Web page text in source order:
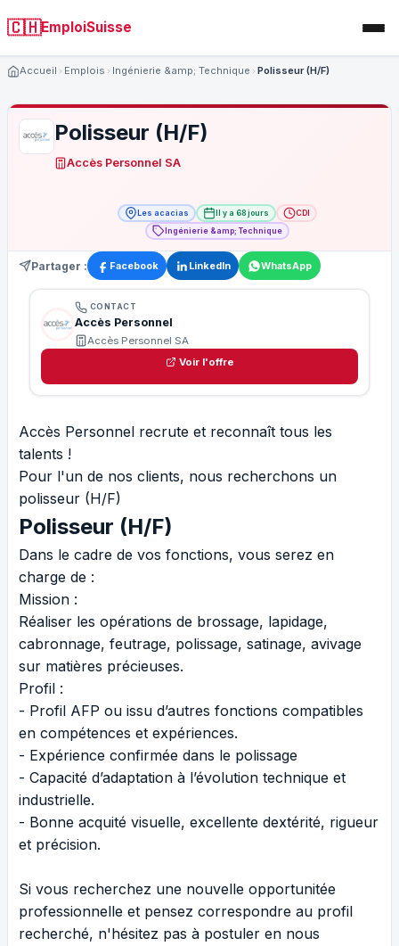
🇨🇭EmploiSuisse
Accueil Emplois Ingénierie &amp; Technique Polisseur (H/F)
Polisseur (H/F)
Accès Personnel SA
Les acacias Il y a 68 jours
CDI
Ingénierie &amp; Technique
Partager : Facebook LinkedIn WhatsApp
CONTACT
Accès Personnel
Accès Personnel SA
Voir l'offre
Accès Personnel recrute et reconnaît tous les
talents !
Pour l'un de nos clients, nous recherchons un
polisseur (H/F)
Polisseur (H/F)
Dans le cadre de vos fonctions, vous serez en
charge de :
Mission :
Réaliser les opérations de brossage, lapidage,
cabronnage, feutrage, polissage, satinage, avivage
sur matières précieuses.
Profil :
- Profil AFP ou issu d’autres fonctions compatibles
en compétences et expériences.
- Expérience confirmée dans le polissage
- Capacité d’adaptation à l’évolution technique et
industrielle.
- Bonne acquité visuelle, excellente dextérité, rigueur
et précision.
Si vous recherchez une nouvelle opportunitée
professionnelle et pensez correspondre au profil
recherché, n'hésitez pas à postuler en nous